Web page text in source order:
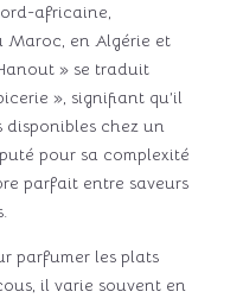
africaine,
en Algérie et
» se traduit
», signifiant qu’il
disponibles chez un
pour sa complexité
parfait entre saveurs
parfumer les plats
il varie souvent en